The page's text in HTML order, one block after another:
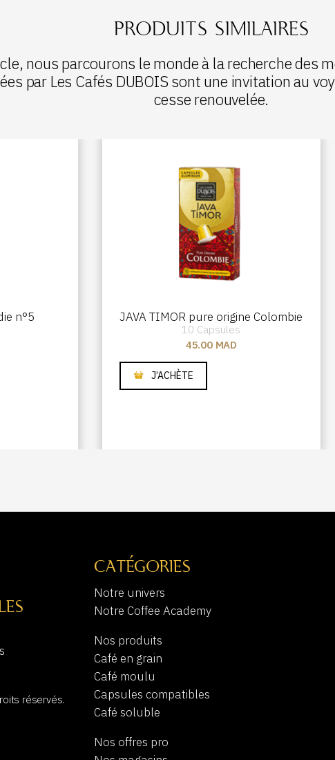
PRODUITS SIMILAIRES
nous parcourons le monde à la recherche des
par Les Cafés DUBOIS sont une invitation au
cesse renouvelée.
n°5 JAVA TIMOR pure origine Colombie
10 Capsules
45.00 MAD
J’ACHÈTE
réservés.
CATÉGORIES
Notre univers
Notre Coffee Academy
Nos produits
Café en grain
Café moulu
Capsules compatibles
Café soluble
Nos offres pro